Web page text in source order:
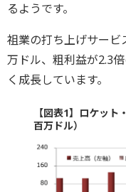
るようです。
祖業の打ち上げサー
万ドル、粗利益が2.3
く成長しています。
【図表1】ロケット
百万ドル）